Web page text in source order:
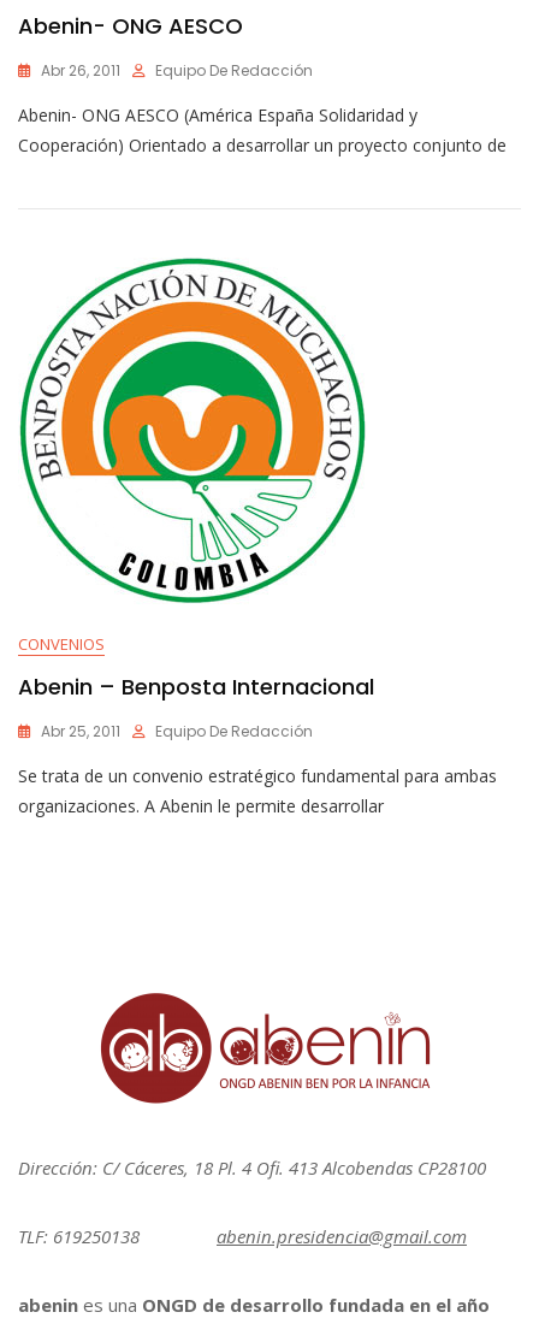
Abenin- ONG AESCO
Abr 26, 2011 Equipo De Redacción
Abenin- ONG AESCO (América España Solidaridad y
Cooperación) Orientado a desarrollar un proyecto conjunto de
CONVENIOS
Abenin – Benposta Internacional
Abr 25, 2011 Equipo De Redacción
Se trata de un convenio estratégico fundamental para ambas
organizaciones. A Abenin le permite desarrollar
Dirección: C/ Cáceres, 18 Pl. 4 Ofi. 413 Alcobendas CP28100
TLF: 619250138 abenin.presidencia@gmail.com
abenin es una ONGD de desarrollo fundada en el año